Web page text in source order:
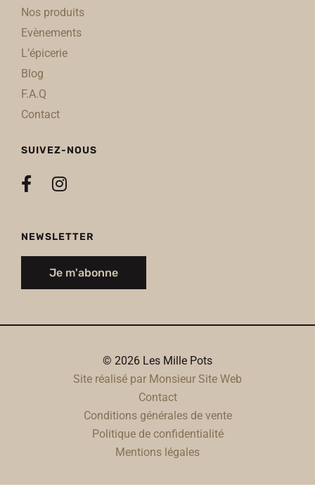
Nos produits
Evènements
L’épicerie
Blog
F.A.Q
Contact
SUIVEZ-NOUS
NEWSLETTER
Je m'abonne
© 2026 Les Mille Pots
Site réalisé par Monsieur Site Web
Contact
Conditions générales de vente
Politique de confidentialité
Mentions légales